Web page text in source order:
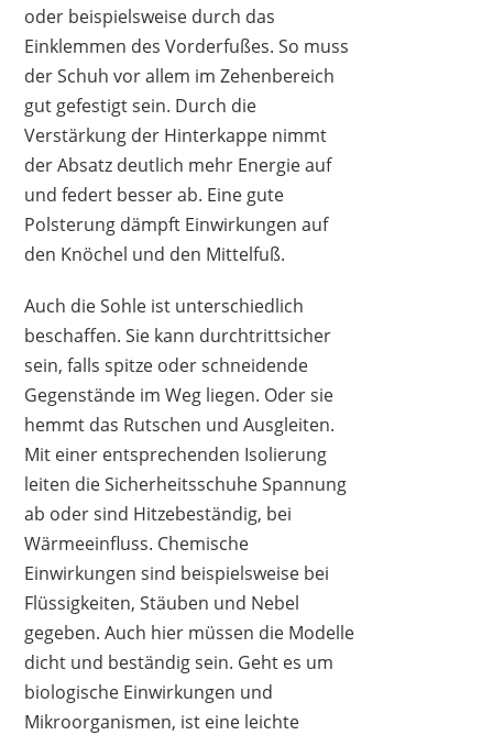
oder beispielsweise durch das
Einklemmen des Vorderfußes. So muss
der Schuh vor allem im Zehenbereich
gut gefestigt sein. Durch die
Verstärkung der Hinterkappe nimmt
der Absatz deutlich mehr Energie auf
und federt besser ab. Eine gute
Polsterung dämpft Einwirkungen auf
den Knöchel und den Mittelfuß.
Auch die Sohle ist unterschiedlich
beschaffen. Sie kann durchtrittsicher
sein, falls spitze oder schneidende
Gegenstände im Weg liegen. Oder sie
hemmt das Rutschen und Ausgleiten.
Mit einer entsprechenden Isolierung
leiten die Sicherheitsschuhe Spannung
ab oder sind Hitzebeständig, bei
Wärmeeinfluss. Chemische
Einwirkungen sind beispielsweise bei
Flüssigkeiten, Stäuben und Nebel
gegeben. Auch hier müssen die Modelle
dicht und beständig sein. Geht es um
biologische Einwirkungen und
Mikroorganismen, ist eine leichte